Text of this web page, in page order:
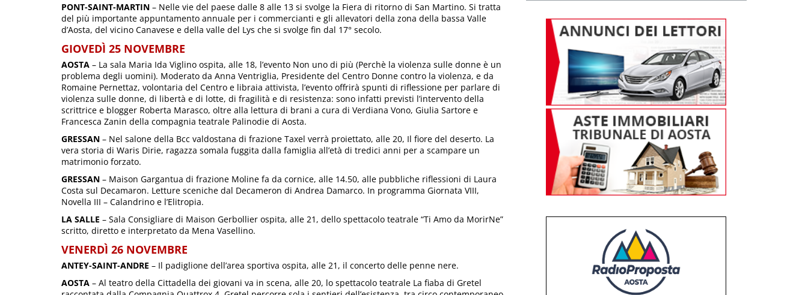
PONT-SAINT-MARTIN – Nelle vie del paese dalle 8 alle 13 si svolge la Fiera di ritorno di San Martino. Si tratta
del più importante appuntamento annuale per i commercianti e gli allevatori della zona della bassa Valle
d’Aosta, del vicino Canavese e della valle del Lys che si svolge fin dal 17° secolo.
GIOVEDÌ 25 NOVEMBRE
AOSTA – La sala Maria Ida Viglino ospita, alle 18, l’evento Non uno di più (Perchè la violenza sulle donne è un
problema degli uomini). Moderato da Anna Ventriglia, Presidente del Centro Donne contro la violenza, e da
Romaine Pernettaz, volontaria del Centro e libraia attivista, l’evento offrirà spunti di riflessione per parlare di
violenza sulle donne, di libertà e di lotte, di fragilità e di resistenza: sono infatti previsti l’intervento della
scrittrice e blogger Roberta Marasco, oltre alla lettura di brani a cura di Verdiana Vono, Giulia Sartore e
Francesca Zanin della compagnia teatrale Palinodie di Aosta.
GRESSAN – Nel salone della Bcc valdostana di frazione Taxel verrà proiettato, alle 20, Il fiore del deserto. La
vera storia di Waris Dirie, ragazza somala fuggita dalla famiglia all’età di tredici anni per a scampare un
matrimonio forzato.
GRESSAN – Maison Gargantua di frazione Moline fa da cornice, alle 14.50, alle pubbliche riflessioni di Laura
Costa sul Decamaron. Letture sceniche dal Decameron di Andrea Damarco. In programma Giornata VIII,
Novella III – Calandrino e l’Elitropia.
LA SALLE – Sala Consigliare di Maison Gerbollier ospita, alle 21, dello spettacolo teatrale “Ti Amo da MorirNe”
scritto, diretto e interpretato da Mena Vasellino.
VENERDÌ 26 NOVEMBRE
ANTEY-SAINT-ANDRE – Il padiglione dell’area sportiva ospita, alle 21, il concerto delle penne nere.
AOSTA – Al teatro della Cittadella dei giovani va in scena, alle 20, lo spettacolo teatrale La fiaba di Gretel